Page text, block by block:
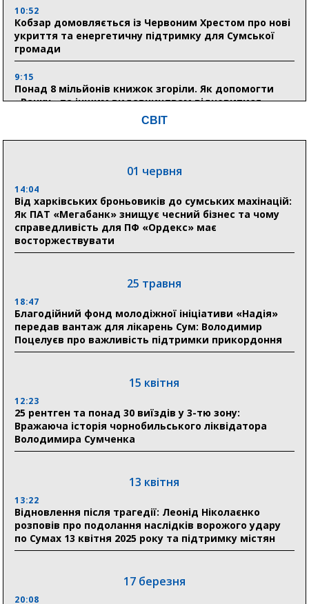
10:52
Кобзар домовляється із Червоним Хрестом про нові
укриття та енергетичну підтримку для Сумської
громади
9:15
Понад 8 мільйонів книжок згоріли. Як допомогти
«Ранку» та іншим видавництвам відновитися
04 серпня
Пенсійний фонд Сумщини спрямував 0,2 млрд грн
на пенсії, страхові виплати та підтримку
прифронтових громад
прифронтової Сумщини: перша група оздоровилася
в Австрії
18:30
Ніколаєнко: у Сумах погодили 115 компенсацій на
відновлення житла майже на 6,6 млн грн
21:01
До 19 400 гривень на паливо: Пенсійний фонд
Сумщини пояснив, як отримати допомогу на зиму
«Укрексімбанк» припиняє виплату пенсій: у
людям
11:00
Артем Кобзар вручив родинам 20 полеглих Героїв
СВІТ
01 червня
14:04
Від харківських броньовиків до сумських махінацій:
Як ПАТ «Мегабанк» знищує чесний бізнес та чому
справедливість для ПФ «Ордекс» має
восторжествувати
25 травня
18:47
Благодійний фонд молодіжної ініціативи «Надія»
передав вантаж для лікарень Сум: Володимир
Поцелуєв про важливість підтримки прикордоння
15 квітня
12:23
25 рентген та понад 30 виїздів у 3-тю зону:
Вражаюча історія чорнобильського ліквідатора
Володимира Сумченка
13 квітня
13:22
Відновлення після трагедії: Леонід Ніколаєнко
розповів про подолання наслідків ворожого удару
по Сумах 13 квітня 2025 року та підтримку містян
17 березня
20:08